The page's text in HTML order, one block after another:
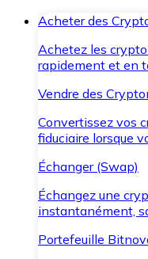
Acheter des
Achetez les
rapidement et en
Vendre des
Convertissez vos
fiduciaire lorsque
Échanger (Swap)
Échangez une
instantanément,
Portefeuille